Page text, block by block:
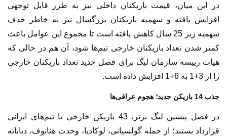
در این میان، قیمت بازیکنان داخلی نیز به طرز قابل توجهی
افزایش یافته و سهمیه بازیکنان بزرگسال نیز به خاطر حذف
سهمیه زیر 25 سال کاهش یافته است تا مجموع این عوامل باعث
کمتر شدن تعداد بازیکنان خارجی تیم‌ها شود، آن هم در حالی که
هیات رییسه سازمان لیگ برای فصل جدید تعداد بازیکنان خارجی
را از 3+1 به 6+1 افزایش داده است.
جذب 14 بازیکن جدید؛ هجوم عراقی‌ها
در فصل پیشین لیگ برتر، 43 بازیکن خارجی با تیم‌های ایرانی
قرارداد بستند؛ از جمله گولسیانی، لوکادیا، وحدت هنانوف، دیاباته